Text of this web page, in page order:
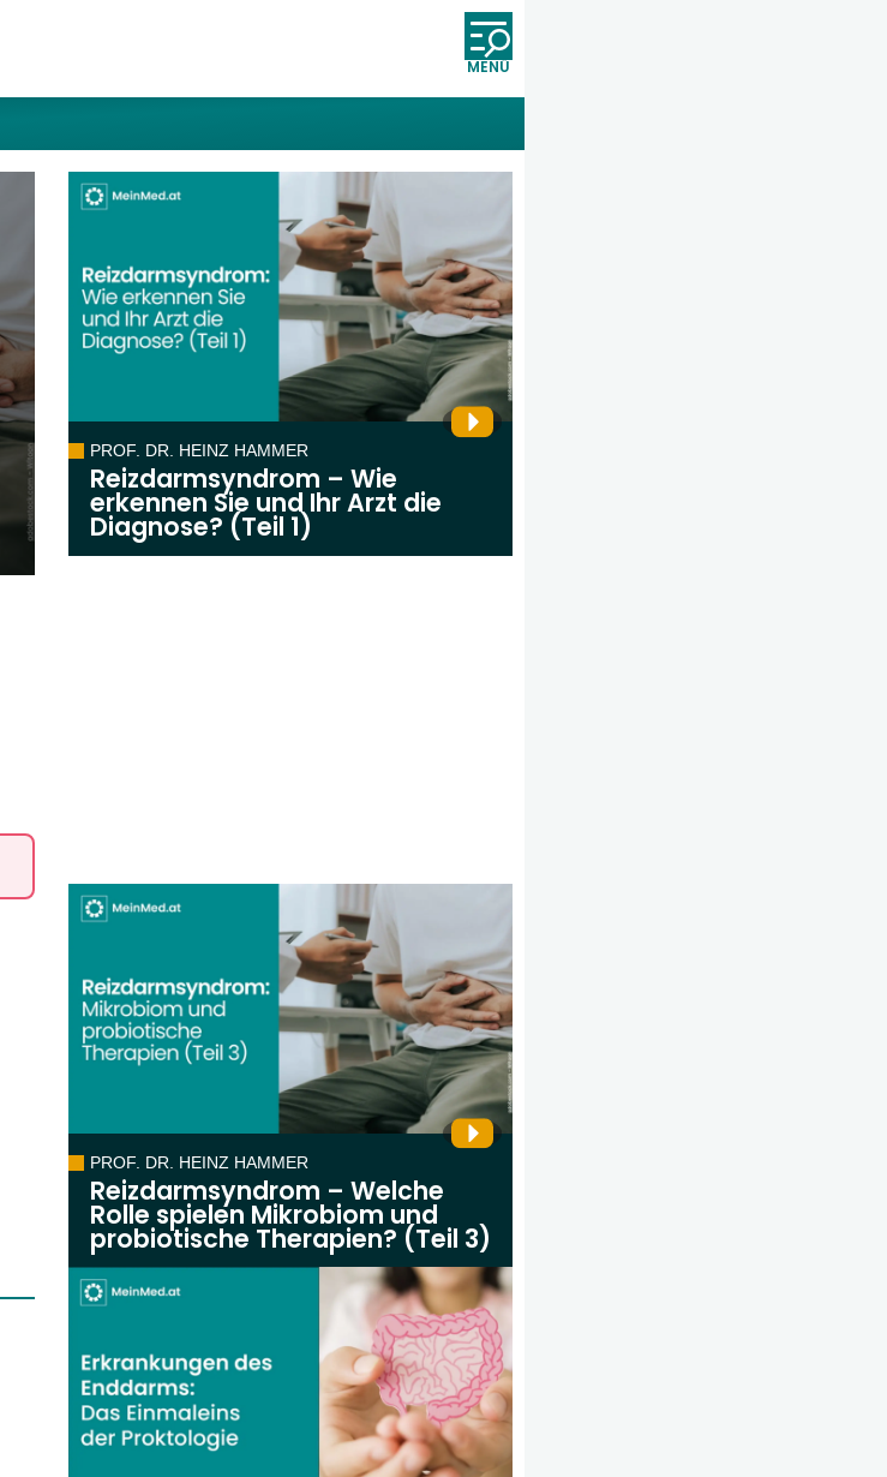
Öffnet und schließt die
PROF. DR. HEINZ HAMMER
Reizdarmsyndrom – Wie
erkennen Sie und Ihr Arzt die
Diagnose? (Teil 1)
PROF. DR. HEINZ HAMMER
Reizdarmsyndrom – Welche
Rolle spielen Mikrobiom und
probiotische Therapien? (Teil 3)